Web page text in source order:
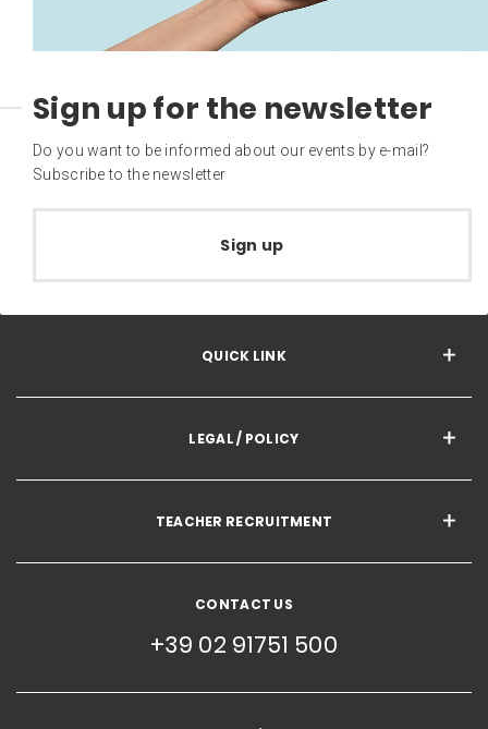
Sign up for the newsletter
Do you want to be informed about our events by e-mail?
Subscribe to the newsletter
Sign up
QUICK LINK
LEGAL / POLICY
TEACHER RECRUITMENT
CONTACT US
+39 02 91751 500